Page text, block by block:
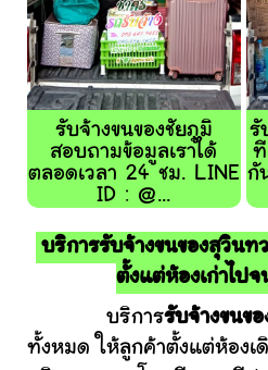
รับจ้างขนของชัยภูมิ
สอบถามข้อมูลเราได้
ตลอดเวลา 24 ชม. LINE
ID : @...
รั
กั
บริการรับจ้างขนของสุวินท
ตั้งแต่ห้องเก่าไป
บริการรับจ้างขนข
ทั้งหมด ให้ลูกค้าตั้งแต่ห้องเ